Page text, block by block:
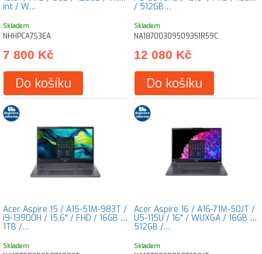
int / W…
Skladem
NHHPCA7S3EA
7 800 Kč
Do košíku
/ 512GB…
Skladem
NA18700309509351R59C
12 080 Kč
Do košíku
Acer Aspire 15 / A15-51M-983T /
i9-13900H / 15,6" / FHD / 16GB /
1TB /…
Skladem
Acer Aspire 16 / A16-71M-50JT /
U5-115U / 16" / WUXGA / 16GB /
512GB /…
Skladem